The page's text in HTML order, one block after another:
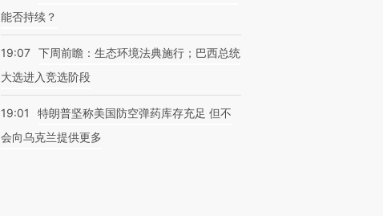
能否持续？
19:07 下周前瞻：生态环境法典施行；巴西总统
大选进入竞选阶段
19:01
特朗普坚称美国防空弹药库存充足 但不
会向乌克兰提供更多